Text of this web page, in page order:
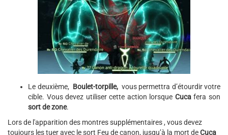
Le deuxième, Boulet-torpille,vous permettra d’étourdir votre
cible. Vous devez utiliser cette action lorsque Cucafera son
sort de zone.
Lors de l'apparition des montres supplémentaires , vous devez
toujours les tuer avec le sort Feu de canon, jusqu’à la mort deCuca